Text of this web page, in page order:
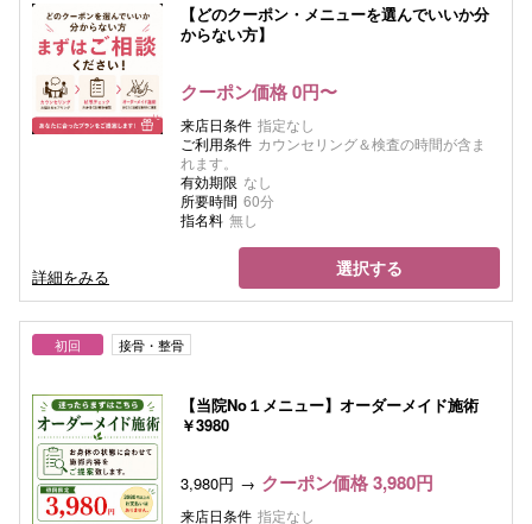
【どのクーポン・メニューを選んでいいか分
からない方】
クーポン価格 0円〜
来店日条件 指定なし
ご利用条件 カウンセリング＆検査の時間が含ま
れます。
有効期限 なし
所要時間 60分
指名料 無し
詳細をみる 選択する
初回 接骨・整骨
【当院No１メニュー】オーダーメイド施術
￥3980
3,980円 クーポン価格 3,980円
来店日条件 指定なし